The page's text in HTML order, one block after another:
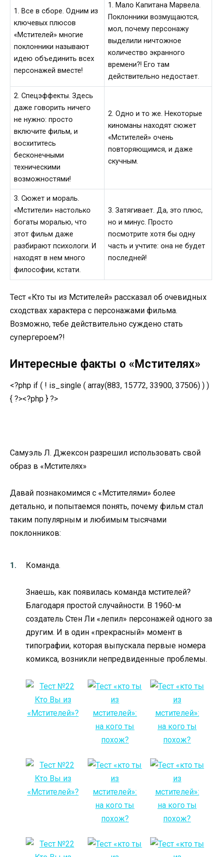
1. Все в сборе. Одним из
ключевых плюсов
«Мстителей» многие
поклонники называют
идею объединить всех
персонажей вместе!
1. Мало Капитана Марвела.
Поклонники возмущаются,
мол, почему персонажу
выделили ничтожное
количество экранного
времени?! Его там
действительно недостает.
2. Спецэффекты. Здесь
даже говорить ничего
не нужно: просто
включите фильм, и
восхититесь
бесконечными
техническими
возможностями!
2. Одно и то же. Некоторые
киноманы находят сюжет
«Мстителей» очень
повторяющимся, и даже
скучным.
3. Сюжет и мораль.
«Мстители» настолько
богаты моралью, что
этот фильм даже
разбирают психологи. И
находят в нем много
философии, кстати.
3. Затягивает. Да, это плюс,
но и минус. Просто
посмотрите хотя бы одну
часть и учтите: она не будет
последней!
Тест «Кто ты из Мстителей» рассказал об очевидных
сходствах характера с персонажами фильма.
Возможно, тебе действительно суждено стать
супергероем?!
Интересные факты о «Мстителях»
<?php if ( ! is_single ( array(883, 15772, 33900, 37506) ) )
{ ?><?php } ?>
Самуэль Л. Джексон разрешил использовать свой
образ в «Мстителях»
Давай познакомимся с «Мстителями» более
детально, и попытаемся понять, почему фильм стал
таким популярным и любимым тысячами
поклонников:
Команда.
Знаешь, как появилась команда мстителей?
Благодаря простой случайности. В 1960-м
создатель Стен Ли «лепил» персонажей одного за
другим. И в один «прекрасный» момент в
типографии, которая выпускала первые номера
комикса, возникли непредвиденные проблемы.